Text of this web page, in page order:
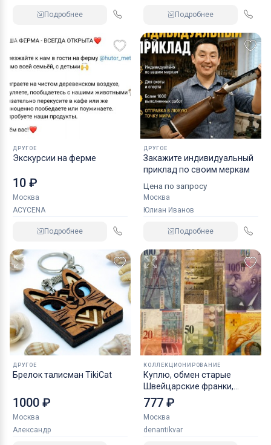
Подробнее Подробнее
ДРУГОЕ
Экскурсии на ферме
10 ₽
Москва
ACYCENA
Подробнее
ДРУГОЕ
Закажите индивидуальный
приклад по своим меркам
Цена по запросу
Москва
Юлиан Иванов
Подробнее
ДРУГОЕ
Брелок талисман TikiCat
1000 ₽
Москва
Александр
КОЛЛЕКЦИОНИРОВАНИЕ
Куплю, обмен старые
Швейцарские франки,
бумажные Английские
фунты стерлингов и д
777 ₽
Москва
denantikvar